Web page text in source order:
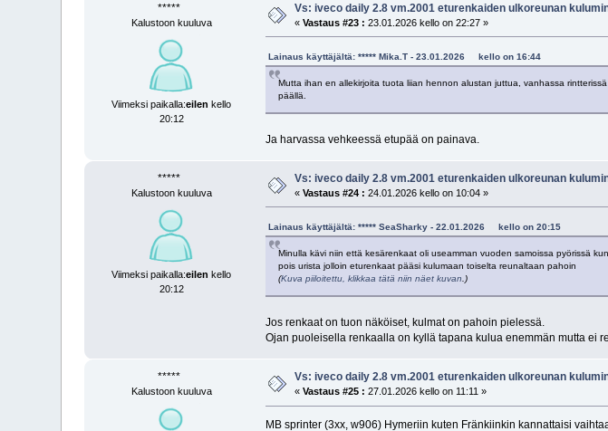
*****
Kalustoon kuuluva
Viimeksi paikalla:eilen kello
20:12
Vs: iveco daily 2.8 vm.2001 eturenkaiden ulkoreunan
«Vastaus #23 : 23.01.2026 kello on 22:27 »
Lainaus käyttäjältä: ***** Mika.T - 23.01.2026 kello on 16:44
Mutta ihan en allekirjoita tuota liian hennon alustan juttua, vanhassa
päällä.
Ja harvassa vehkeessä etupää on painava.
*****
Kalustoon kuuluva
Viimeksi paikalla:eilen kello
20:12
Vs: iveco daily 2.8 vm.2001 eturenkaiden ulkoreunan
«Vastaus #24 : 24.01.2026 kello on 10:04 »
Lainaus käyttäjältä: ***** SeaSharky - 22.01.2026 kello on 20:15
Minulla kävi niin että kesärenkaat oli useamman vuoden samoissa pyörissä
pois urista jolloin eturenkaat pääsi kulumaan toiselta reunaltaan pahoin
(Kuva piiloitettu, klikkaa tätä niin näet kuvan .)
Jos renkaat on tuon näköiset, kulmat on pahoin pielessä.
Ojan puoleisella renkaalla on kyllä tapana kulua enemmän mutta ei
*****
Kalustoon kuuluva
Vs: iveco daily 2.8 vm.2001 eturenkaiden ulkoreunan
«Vastaus #25 : 27.01.2026 kello on 11:11 »
MB sprinter (3xx, w906) Hymeriin kuten Fränkiinkin kannattaisi